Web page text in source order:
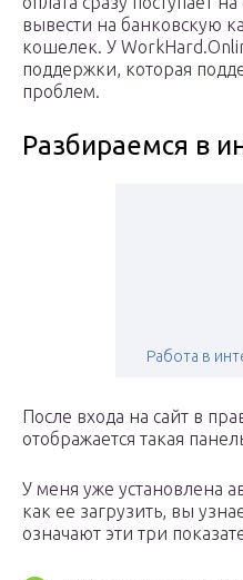
вывести на банковскую
кошелек. У
поддержки, которая
проблем.
Разбираемся в
Работа в
После входа на сайт в
отображается такая
У меня уже установлена
как ее загрузить, вы
означают эти три